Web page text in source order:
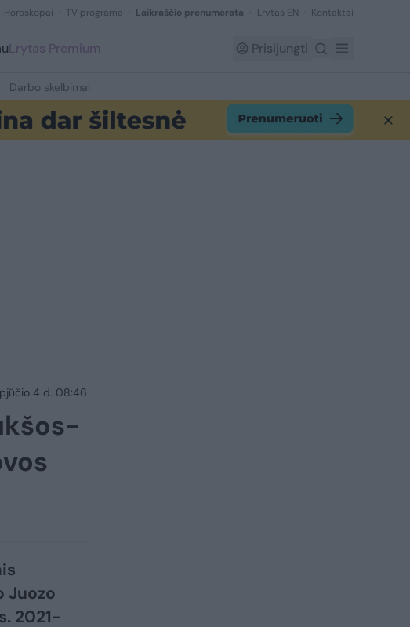
Horoskopai TV programa Laikraščio prenumerata Lrytas EN Kontaktai
Lrytas Premium Prisijungti
Darbo skelbimai
4 d. 08:46
Juozo
2021-